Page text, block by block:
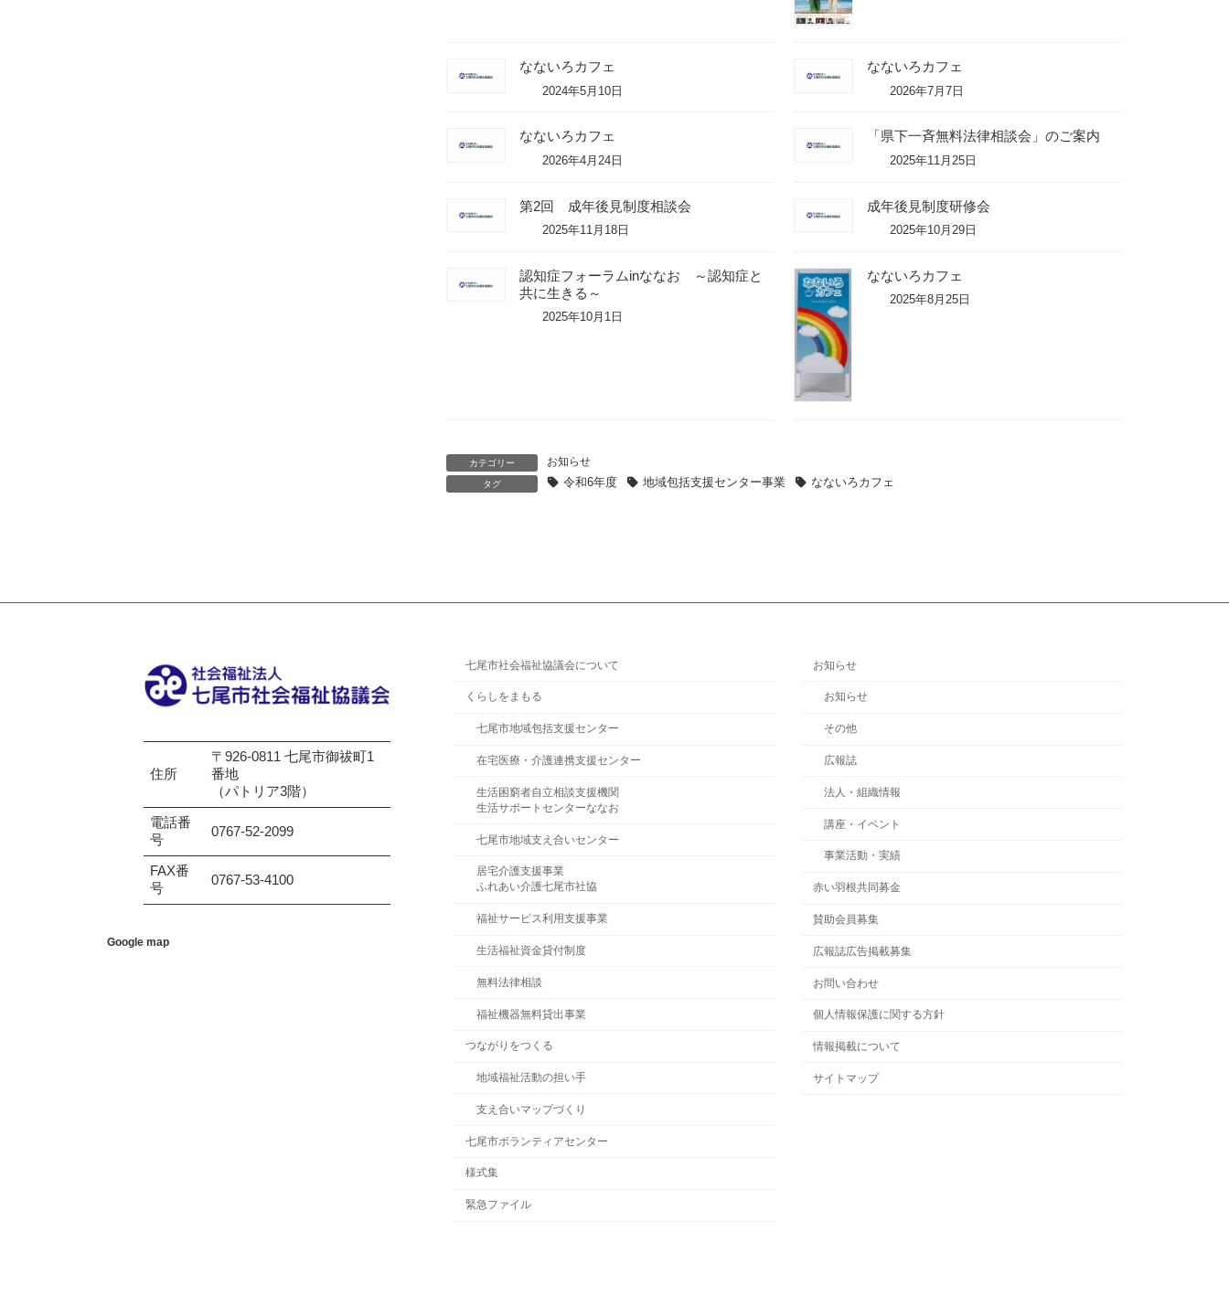
なないろカフェ
2024年5月10日
なないろカフェ
2026年7月7日
なないろカフェ
2026年4月24日
「県下一斉無料法律相談会」のご案内
2025年11月25日
第2回 成年後見制度相談会
2025年11月18日
成年後見制度研修会
2025年10月29日
認知症フォーラムinななお ～認知症と
共に生きる～
2025年10月1日
なないろカフェ
2025年8月25日
カテゴリー お知らせ
タグ 令和6年度 地域包括支援センター事業 なないろカフェ
住所
〒926-0811 七尾市御祓町1
番地
（パトリア3階）
電話番
号
0767-52-2099
FAX番
号
0767-53-4100
Google map
七尾市社会福祉協議会について
くらしをまもる
七尾市地域包括支援センター
在宅医療・介護連携支援センター
生活困窮者自立相談支援機関
生活サポートセンターななお
七尾市地域支え合いセンター
居宅介護支援事業
ふれあい介護七尾市社協
福祉サービス利用支援事業
生活福祉資金貸付制度
無料法律相談
福祉機器無料貸出事業
つながりをつくる
地域福祉活動の担い手
支え合いマップづくり
七尾市ボランティアセンター
様式集
緊急ファイル
お知らせ
お知らせ
その他
広報誌
法人・組織情報
講座・イベント
事業活動・実績
赤い羽根共同募金
賛助会員募集
広報誌広告掲載募集
お問い合わせ
個人情報保護に関する方針
情報掲載について
サイトマップ